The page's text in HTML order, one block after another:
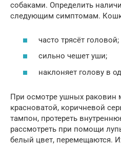
собаками. Определить
следующим симптомам.
часто трясёт головой;
сильно чешет уши;
наклоняет голову в
При осмотре ушных раковин
красноватой, коричневой
тампон, протереть
рассмотреть при помощи
белый цвет, перемещаются.